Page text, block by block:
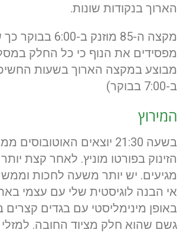
הארוך בנקודות שונות.
מקצה ה-85 מוזנק
מפסידים את הנוף כי כל החלק
מבוצע במקצה הארוך בשעות
ב-7:00 בבוקר)
המירוץ
בשעה 21:30 יוצאים
הזינוק בפורטו מוניץ. לאחר קצת
מגיעים. יש יותר משעה לחכות
אי הבנה לוגיסטית שלי עם עצמי
באופן מינימליסטי עם בגדים קצרים
גשם שהוא חלק מציוד החובה.